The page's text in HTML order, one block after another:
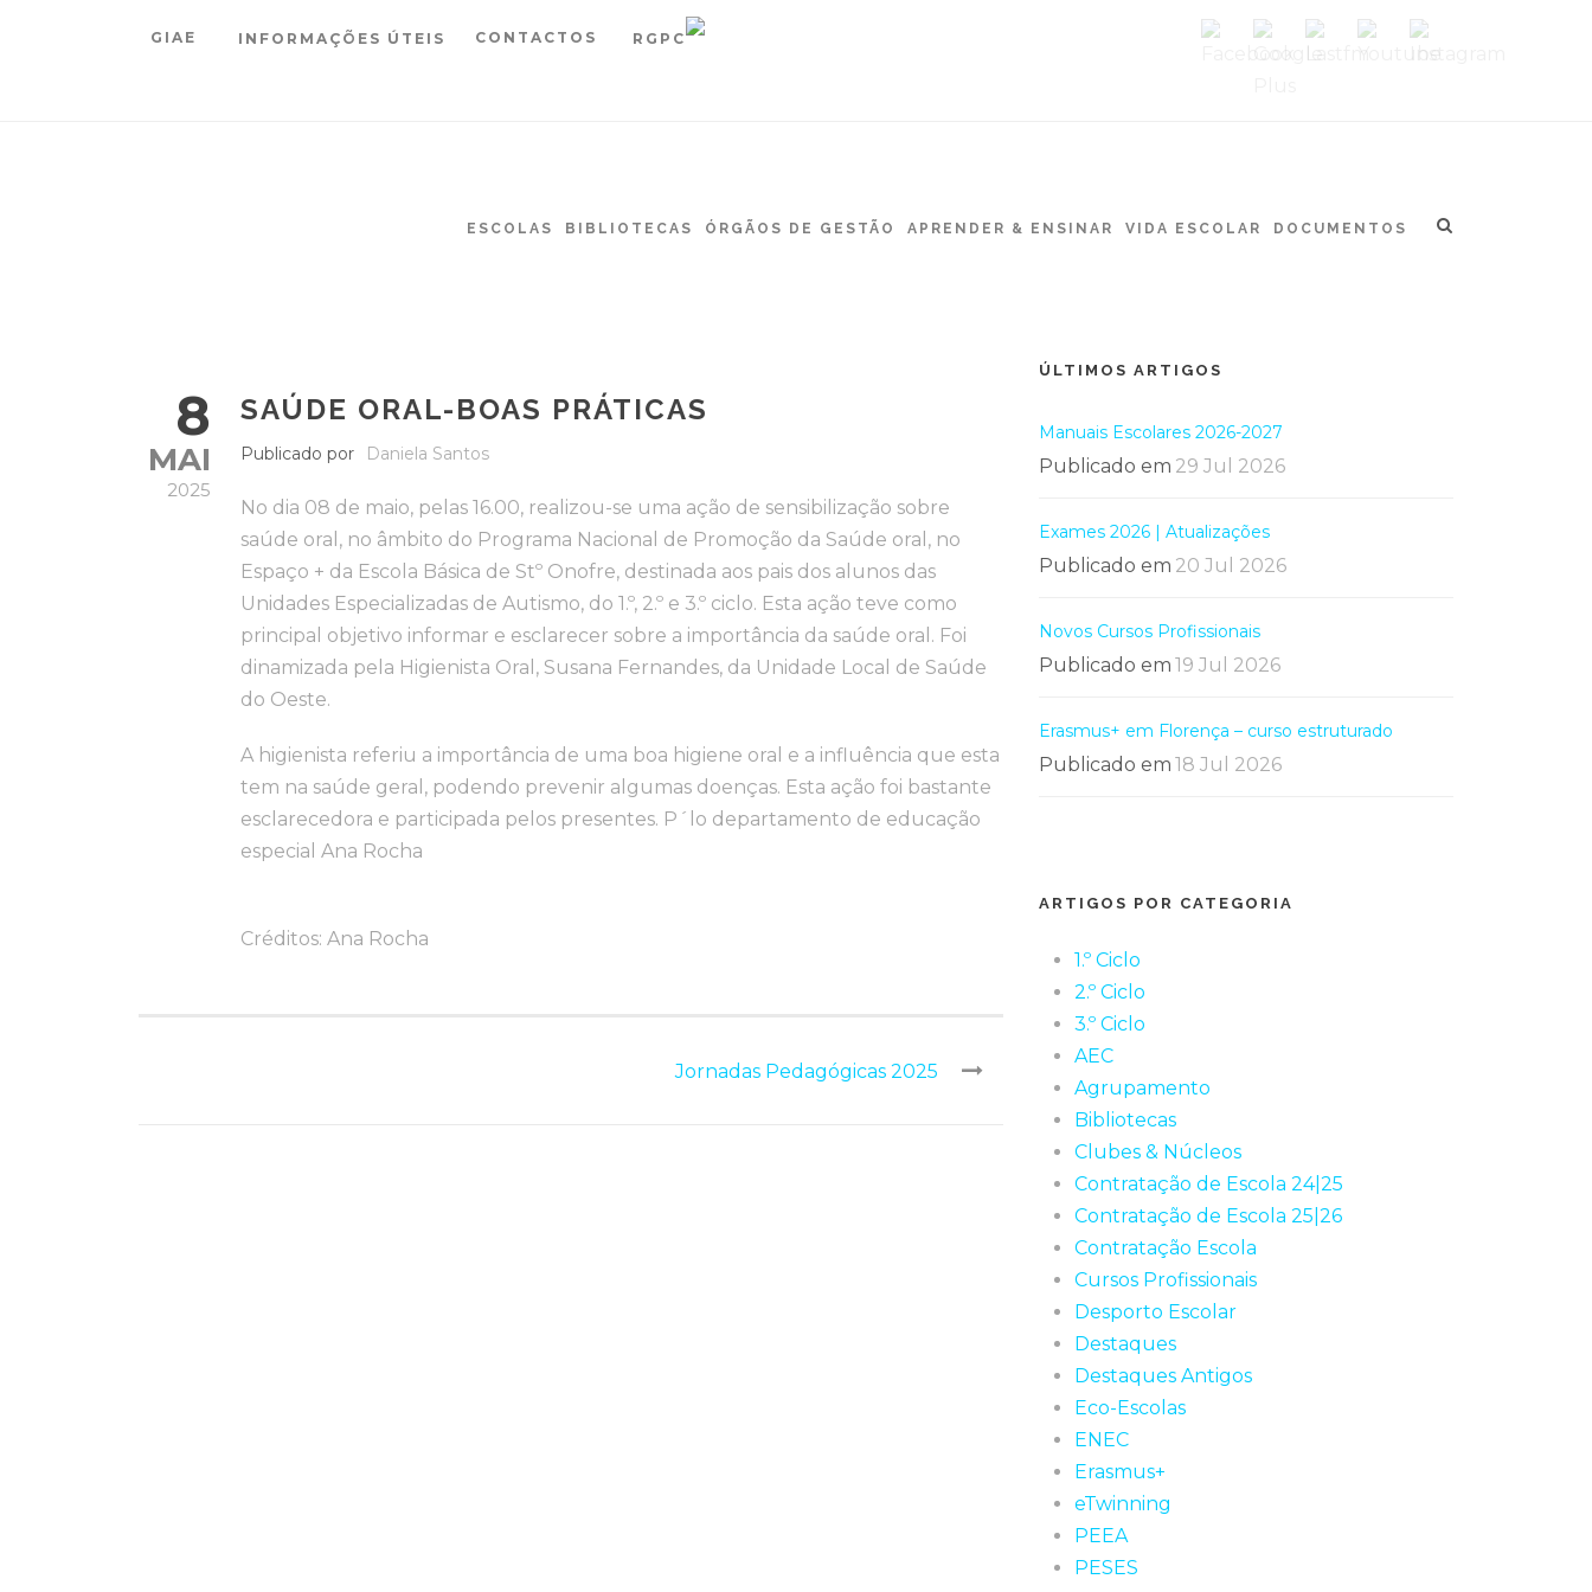
GIAE INFORMAÇÕES ÚTEIS CONTACTOS RGPC
ESCOLAS BIBLIOTECAS ÓRGÃOS DE GESTÃO APRENDER & ENSINAR VIDA ESCOLAR DOCUMENTOS
8
MAI
2025
SAÚDE ORAL-BOAS PRÁTICAS
Publicado por Daniela Santos
No dia 08 de maio, pelas 16.00, realizou-se uma ação de sensibilização sobre
saúde oral, no âmbito do Programa Nacional de Promoção da Saúde oral, no
Espaço + da Escola Básica de Stº Onofre, destinada aos pais dos alunos das
Unidades Especializadas de Autismo, do 1.º, 2.º e 3.º ciclo. Esta ação teve como
principal objetivo informar e esclarecer sobre a importância da saúde oral. Foi
dinamizada pela Higienista Oral, Susana Fernandes, da Unidade Local de Saúde
do Oeste.
A higienista referiu a importância de uma boa higiene oral e a influência que esta
tem na saúde geral, podendo prevenir algumas doenças. Esta ação foi bastante
esclarecedora e participada pelos presentes. P´lo departamento de educação
especial Ana Rocha
Créditos: Ana Rocha
Jornadas Pedagógicas 2025
ÚLTIMOS ARTIGOS
Manuais Escolares 2026-2027
Publicado em 29 Jul 2026
Exames 2026 | Atualizações
Publicado em 20 Jul 2026
Novos Cursos Profissionais
Publicado em 19 Jul 2026
Erasmus+ em Florença – curso estruturado
Publicado em 18 Jul 2026
ARTIGOS POR CATEGORIA
1.º Ciclo
2.º Ciclo
3.º Ciclo
AEC
Agrupamento
Bibliotecas
Clubes & Núcleos
Contratação de Escola 24|25
Contratação de Escola 25|26
Contratação Escola
Cursos Profissionais
Desporto Escolar
Destaques
Destaques Antigos
Eco-Escolas
ENEC
Erasmus+
eTwinning
PEEA
PESES